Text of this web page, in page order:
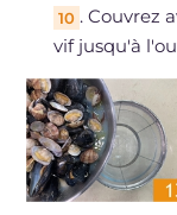
10 . Couvrez
vif jusqu'à